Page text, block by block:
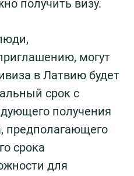
получить визу.
могут
в Латвию будет
срок с
получения
предполагающего
срока
для